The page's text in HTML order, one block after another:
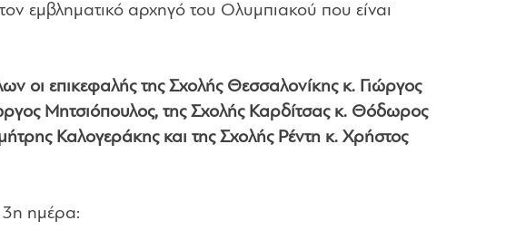
εμβληματικό αρχηγό του Ολυμπιακού που είναι
οι επικεφαλής της Σχολής Θεσσαλονίκης κ. Γιώργος
Μητσιόπουλος, της Σχολής Καρδίτσας κ. Θόδωρος
Καλογεράκης και της Σχολής Ρέντη κ. Χρήστος
ημέρα: